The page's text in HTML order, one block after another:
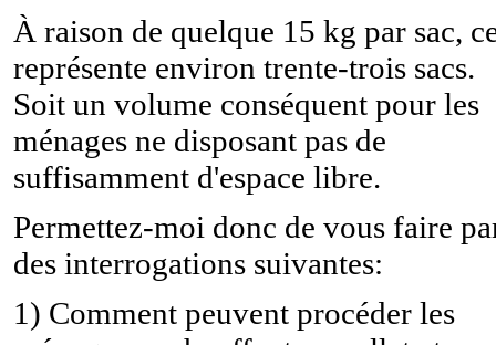
À raison de quelque 15 kg par sac,
représente environ trente-trois sacs.
Soit un volume conséquent pour les
ménages ne disposant pas de
suffisamment d'espace libre.
Permettez-moi donc de vous faire
des interrogations suivantes:
1) Comment peuvent procéder les